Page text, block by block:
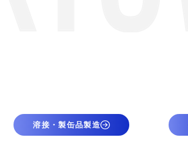
溶接・製缶品製造